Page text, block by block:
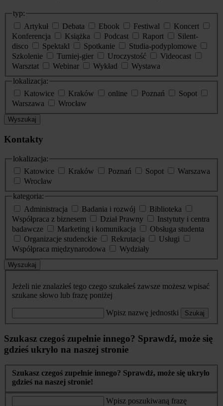
typ:
Artykuł
Debata Ebook Festiwal
Koncert
Konferencja
Książka Podcast Raport
Silent-
disco
Spektakl Spotkanie
Studia-podyplomowe
Szkolenie
Turniej-gier Uroczystość
Videocast
Warsztat
Webinar Wykład
Wystawa
lokalizacja:
Katowice
Kraków online Poznań
Sopot
Warszawa
Wrocław
Wyszukaj
Kontakty
lokalizacja:
Katowice
Kraków Poznań Sopot
Warszawa
Wrocław
kategoria:
Administracja
Badania i rozwój
Biblioteka
Współpraca z biznesem
Dział Prawny
Instytuty i centra
badawcze
Marketing i komunikacja
Obsługa studenta
Organizacje studenckie
Rekrutacja
Usługi
Współpraca międzynarodowa
Wydziały
Wyszukaj
Jeżeli nie znalazłeś tego czego szukałeś zawsze możesz wpisać
szukane słowo lub frazę poniżej
Wpisz nazwę jednostki Szukaj
Szukasz czegoś zupełnie innego? Sprawdź, może się
gdzieś ukryło na naszej stronie
Szukasz czegoś zupełnie innego? Sprawdź, może się ukryło
gdzieś na naszej stronie!
Wpisz poszukiwaną frazę